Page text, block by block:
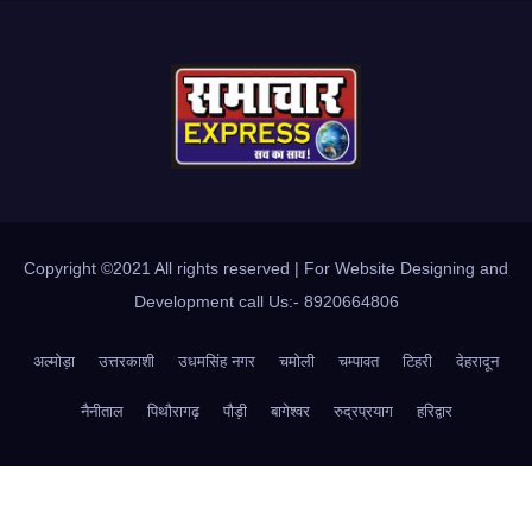
Copyright ©2021 All rights reserved | For Website Designing and
Development call Us:- 8920664806
अल्मोड़ा उत्तरकाशी उधमसिंह नगर चमोली चम्पावत टिहरी देहरादून
नैनीताल पिथौरागढ़ पौड़ी बागेश्वर रुद्रप्रयाग हरिद्वार